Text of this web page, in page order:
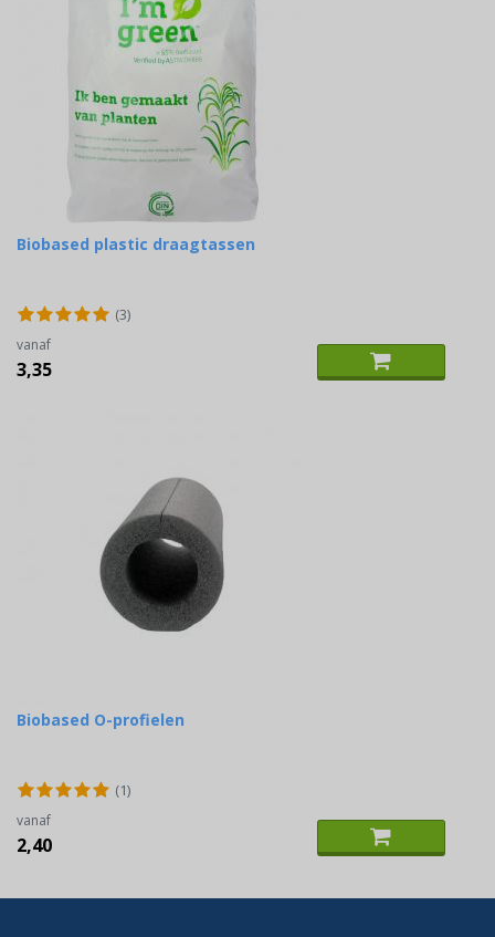
Biobased plastic draagtassen
(3)
vanaf
3,35
Biobased O-profielen
(1)
vanaf
2,40